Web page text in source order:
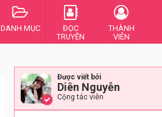
DANH MỤC
ĐỌC
TRUYỆN
THÀNH
VIÊN
Được viết bởi
Diên Nguyễn
Cộng tác viên